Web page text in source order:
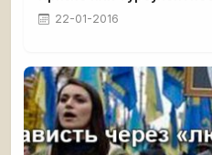
22-01-2016